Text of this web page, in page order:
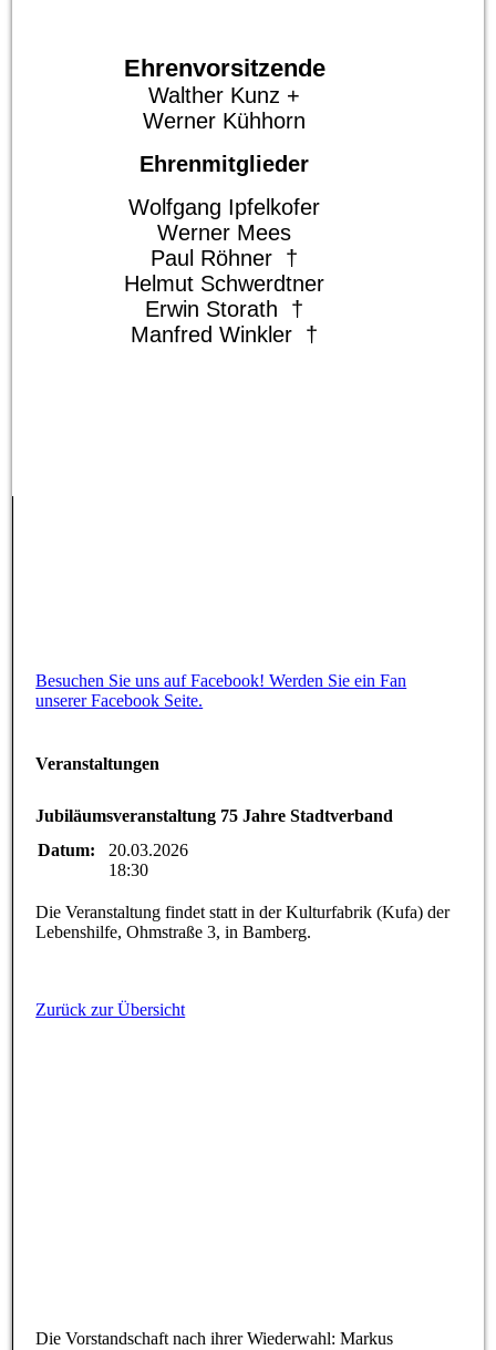
Ehrenvorsitzende
Walther Kunz +
Werner Kühhorn
Ehrenmitglieder
Wolfgang Ipfelkofer
Werner Mees
Paul Röhner †
Helmut Schwerdtner
Erwin Storath †
Manfred Winkler †
Besuchen Sie uns auf Facebook! Werden Sie ein Fan
unserer Facebook Seite.
Veranstaltungen
Jubiläumsveranstaltung 75 Jahre Stadtverband
Datum:
20.03.2026
18:30
Die Veranstaltung findet statt in der Kulturfabrik (Kufa) der
Lebenshilfe, Ohmstraße 3, in Bamberg.
Zurück zur Übersicht
Die Vorstandschaft nach ihrer Wiederwahl: Markus